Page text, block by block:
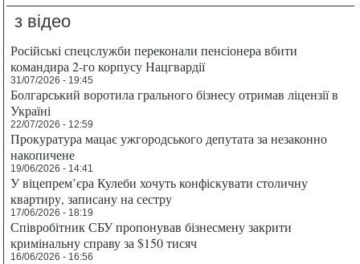
з відео
Російські спецслужби переконали пенсіонера вбити
командира 2-го корпусу Нацгвардії
31/07/2026 - 19:45
Болгарський воротила грального бізнесу отримав ліцензії в
Україні
22/07/2026 - 12:59
Прокуратура мацає ужгородського депутата за незаконно
накопичене
19/06/2026 - 14:41
У віцепрем’єра Кулеби хочуть конфіскувати столичну
квартиру, записану на сестру
17/06/2026 - 18:19
Співробітник СБУ пропонував бізнесмену закрити
кримінальну справу за $150 тисяч
16/06/2026 - 16:56